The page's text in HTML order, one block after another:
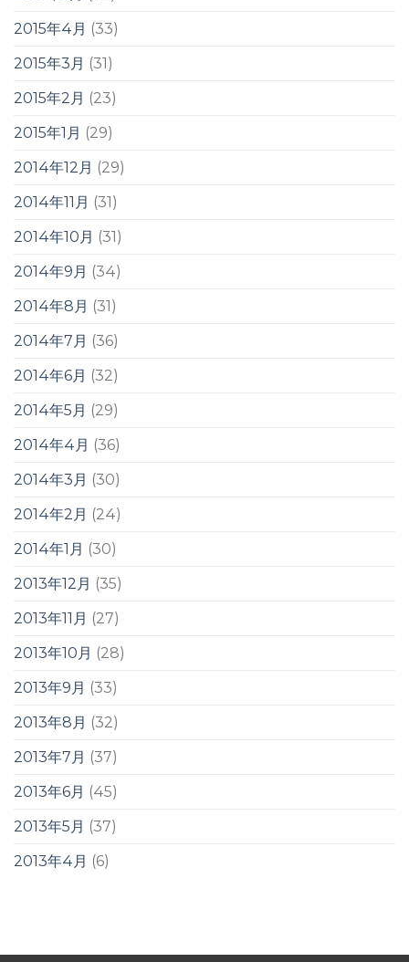
2015年4月 (33)
2015年3月 (31)
2015年2月 (23)
2015年1月 (29)
2014年12月 (29)
2014年11月 (31)
2014年10月 (31)
2014年9月 (34)
2014年8月 (31)
2014年7月 (36)
2014年6月 (32)
2014年5月 (29)
2014年4月 (36)
2014年3月 (30)
2014年2月 (24)
2014年1月 (30)
2013年12月 (35)
2013年11月 (27)
2013年10月 (28)
2013年9月 (33)
2013年8月 (32)
2013年7月 (37)
2013年6月 (45)
2013年5月 (37)
2013年4月 (6)